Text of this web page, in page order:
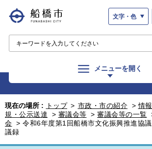
文字・色
メニューを開く
現在の場所 : トップ > 市政・市の紹介 >情
規・公示送達
> 審議会等 > 審議会等の一覧
会 > 令和6年度第1回船橋市文化振興推進協
議録